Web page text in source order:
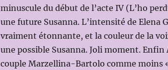
minuscule du début de l’acte IV (L’ho
une future Susanna. L’intensité de Elena
vraiment étonnante, et la couleur de la
une possible Susanna. Joli moment. Enfin
couple Marzellina-Bartolo comme moins